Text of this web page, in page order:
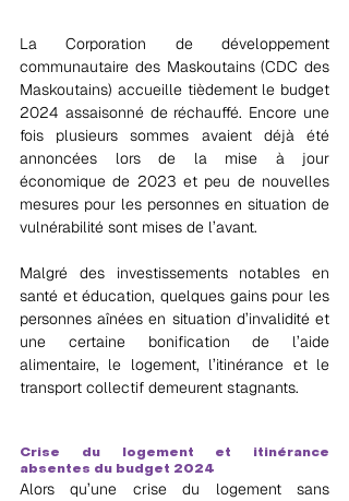
La Corporation de développement
communautaire des Maskoutains (CDC des
Maskoutains) accueille tièdement le budget
2024 assaisonné de réchauffé. Encore une
fois plusieurs sommes avaient déjà été
annoncées lors de la mise à jour
économique de 2023 et peu de nouvelles
mesures pour les personnes en situation de
vulnérabilité sont mises de l’avant.
Malgré des investissements notables en
santé et éducation, quelques gains pour les
personnes aînées en situation d’invalidité et
une certaine bonification de l’aide
alimentaire, le logement, l’itinérance et le
transport collectif demeurent stagnants.
Crise du logement et itinérance
absentes du budget 2024
Alors qu’une crise du logement sans